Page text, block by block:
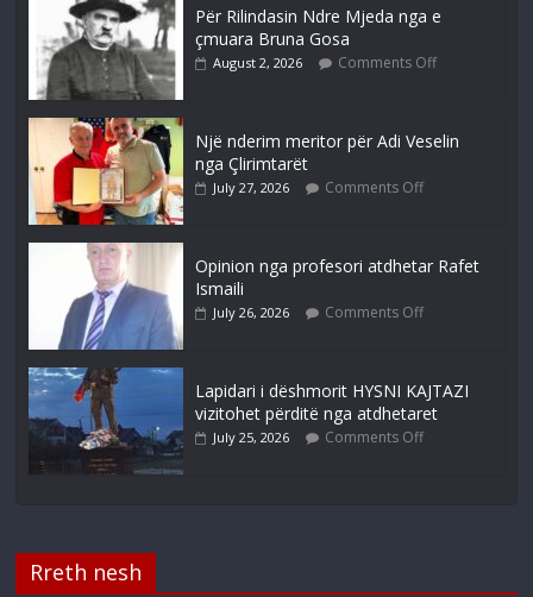
Për Rilindasin Ndre Mjeda nga e
çmuara Bruna Gosa
August 2, 2026 Comments Off
Një nderim meritor për Adi Veselin
nga Çlirimtarët
July 27, 2026 Comments Off
Opinion nga profesori atdhetar Rafet
Ismaili
July 26, 2026 Comments Off
Lapidari i dëshmorit HYSNI KAJTAZI
vizitohet përditë nga atdhetaret
July 25, 2026 Comments Off
Rreth nesh